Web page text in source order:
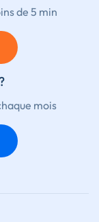
de 5 min
mois